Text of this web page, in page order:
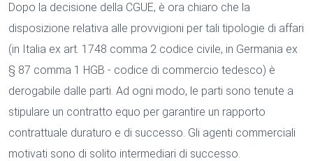
Dopo la decisione della CGUE, è ora chiaro che la
disposizione relativa alle provvigioni per tali tipologie di affari
(in Italia ex art. 1748 comma 2 codice civile, in Germania ex
§ 87 comma 1 HGB - codice di commercio tedesco) è
derogabile dalle parti. Ad ogni modo, le parti sono tenute a
stipulare un contratto equo per garantire un rapporto
contrattuale duraturo e di successo. Gli agenti commerciali
motivati sono di solito intermediari di successo.